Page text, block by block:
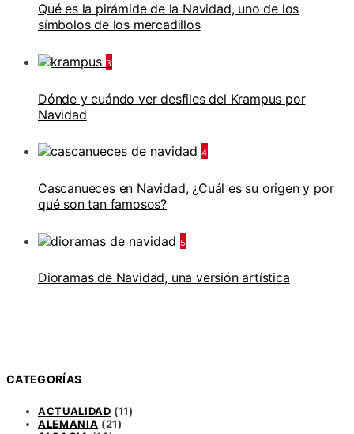
Qué es la pirámide de la Navidad, uno de los
símbolos de los mercadillos
3
Dónde y cuándo ver desfiles del Krampus por
Navidad
4
Cascanueces en Navidad, ¿Cuál es su origen y por
qué son tan famosos?
5
Dioramas de Navidad, una versión artística
CATEGORÍAS
ACTUALIDAD (11)
ALEMANIA (21)